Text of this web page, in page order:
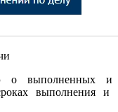
о выполненных и
выполнения и